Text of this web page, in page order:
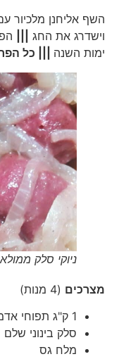
השף אליחנן מלכיור עם
וישדרג את החג|||
ימות השנה||| כל
ניוקי סלק ממולא
מצרכים(4 מנות)
1 ק"ג תפוחי אדמה שלמים עם קליפה
סלק בינוני שלם
מלח גס